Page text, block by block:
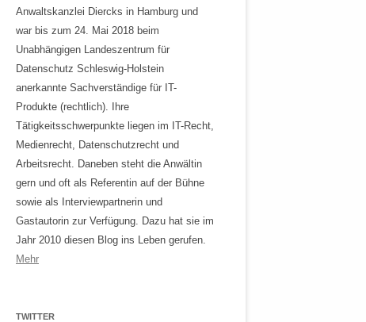
Anwaltskanzlei Diercks in Hamburg und
war bis zum 24. Mai 2018 beim
Unabhängigen Landeszentrum für
Datenschutz Schleswig-Holstein
anerkannte Sachverständige für IT-
Produkte (rechtlich). Ihre
Tätigkeitsschwerpunkte liegen im IT-Recht,
Medienrecht, Datenschutzrecht und
Arbeitsrecht. Daneben steht die Anwältin
gern und oft als Referentin auf der Bühne
sowie als Interviewpartnerin und
Gastautorin zur Verfügung. Dazu hat sie im
Jahr 2010 diesen Blog ins Leben gerufen.
Mehr
TWITTER